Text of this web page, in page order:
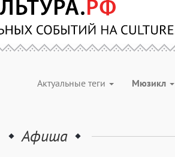
Актуальные теги Мюзикл
Афиша